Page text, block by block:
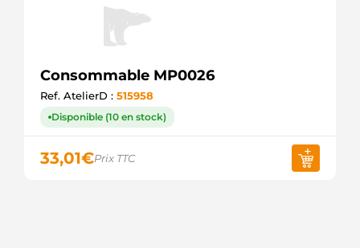
Consommable MP0026
Ref. AtelierD : 515958
Disponible (10 en stock)
33,01€Prix TTC